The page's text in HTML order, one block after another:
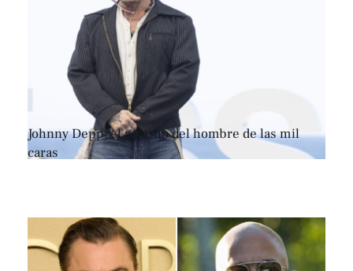
Johnny Depp, el retorno del hombre de las mil
caras